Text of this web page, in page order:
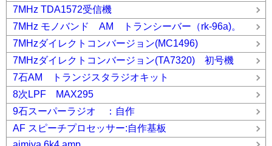
7MHz TDA1572受信機
7MHz モノバンド AM トランシーバー（rk-96a)。
7MHzダイレクトコンバージョン(MC1496)
7MHzダイレクトコンバージョン(TA7320) 初号機
7石AM トランジスタラジオキット
8次LPF MAX295
9石スーパーラジオ ：自作
AF スピーチプロセッサー:自作基板